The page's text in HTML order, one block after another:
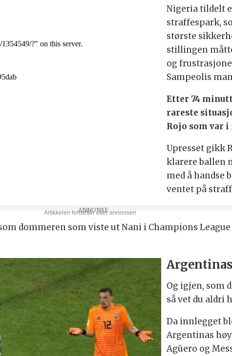
Nigeria tildelt
straffespark,
største
stillingen
og
Sampeolis
Etter 74
rareste
Rojo som var i
Upresset gikk
klarere ballen
med å handse
ventet på
dommeren som viste ut Nani i Champions League
Og igjen, som
så vet du aldri
Da innlegget
Argentinas
Agüero og